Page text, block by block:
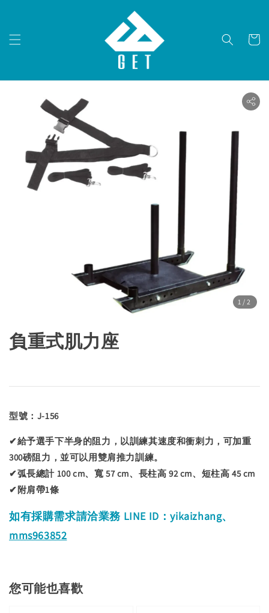
1 /2
負重式肌力座
型號：J-156
✔給予選手下半身的阻力，以訓練其速度和衝刺力，可加重
300磅阻力，並可以用雙肩推力訓練。
✔弧長總計 100 cm、寬 57 cm、長柱高 92 cm、短柱高 45 cm
✔附肩帶1條
如有採購需求請洽業務 LINE ID：yikaizhang、
mms963852
您可能也喜歡